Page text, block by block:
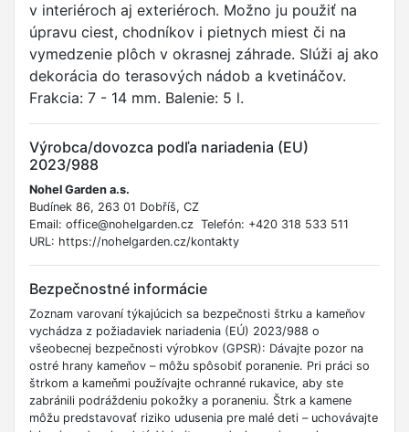
v interiéroch aj exteriéroch. Možno ju použiť na
úpravu ciest, chodníkov i pietnych miest či na
vymedzenie plôch v okrasnej záhrade. Slúži aj ako
dekorácia do terasových nádob a kvetináčov.
Frakcia: 7 - 14 mm. Balenie: 5 l.
Výrobca/dovozca podľa nariadenia (EU)
2023/988
Nohel Garden a.s.
Budínek 86, 263 01 Dobříš, CZ
Email: office@nohelgarden.cz Telefón: +420 318 533 511
URL: https://nohelgarden.cz/kontakty
Bezpečnostné informácie
Zoznam varovaní týkajúcich sa bezpečnosti štrku a kameňov
vychádza z požiadaviek nariadenia (EÚ) 2023/988 o
všeobecnej bezpečnosti výrobkov (GPSR): Dávajte pozor na
ostré hrany kameňov – môžu spôsobiť poranenie. Pri práci so
štrkom a kameňmi používajte ochranné rukavice, aby ste
zabránili podráždeniu pokožky a poraneniu. Štrk a kamene
môžu predstavovať riziko udusenia pre malé deti – uchovávajte